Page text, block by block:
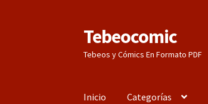
Ir
a
la
Ir
al
contenido
Tebeocomic
Tebeos y Cómics En Formato PDF
Inicio Categorías